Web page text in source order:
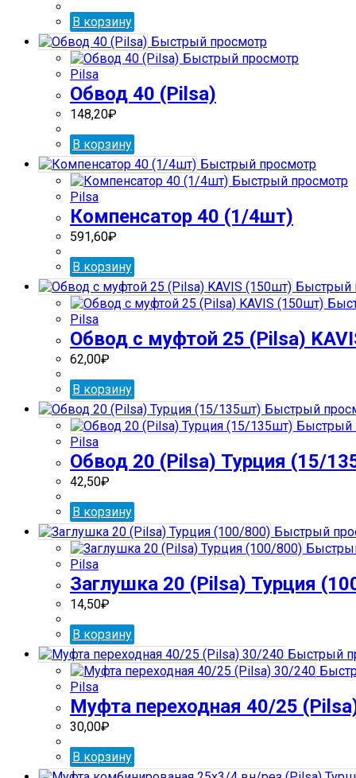
В корзину
Быстрый просмотр
Быстрый просмотр
Pilsa
Обвод 40 (Pilsa)
148,20₽
В корзину
Быстрый просмотр
Быстрый просмотр
Pilsa
Компенсатор 40 (1/4шт)
591,60₽
В корзину
Быстрый
Pilsa
Обвод с муфтой 25 (Pilsa)
62,00₽
В корзину
Быстрый
Быстрый
Pilsa
Обвод 20 (Pilsa) Турция (15/
42,50₽
В корзину
Быстрый
Pilsa
Заглушка 20 (Pilsa) Турция
14,50₽
В корзину
Быстрый
Pilsa
Муфта переходная 40/25
30,00₽
В корзину